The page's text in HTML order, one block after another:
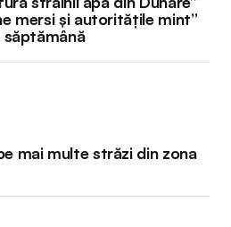
mersi și autoritățile mint”
mai multe străzi din zona